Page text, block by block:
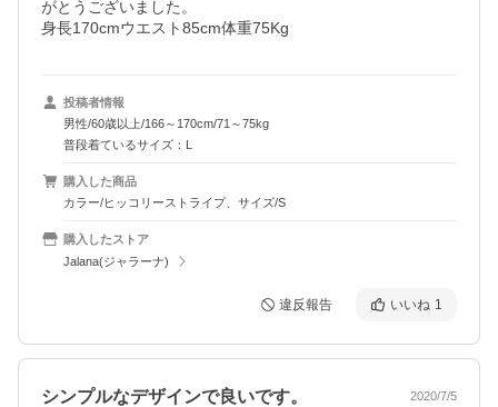
がとうございました。
身長170cmウエスト85cm体重75Kg
投稿者情報
男性/60歳以上/166～170cm/71～75kg
普段着ているサイズ：L
購入した商品
カラー/ヒッコリーストライプ、サイズ/S
購入したストア
Jalana(ジャラーナ)
違反報告 いいね 1
シンプルなデザインで良いです。 2020/7/5